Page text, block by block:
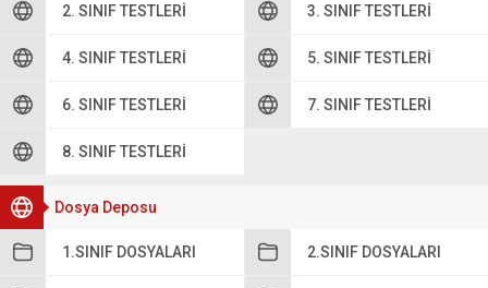
2. SINIF TESTLERI 3. SINIF TESTLERI
4. SINIF TESTLERI 5. SINIF TESTLERI
6. SINIF TESTLERI 7. SINIF TESTLERI
8. SINIF TESTLERI
Dosya Deposu
1.SINIF DOSYALARI 2.SINIF DOSYALARI